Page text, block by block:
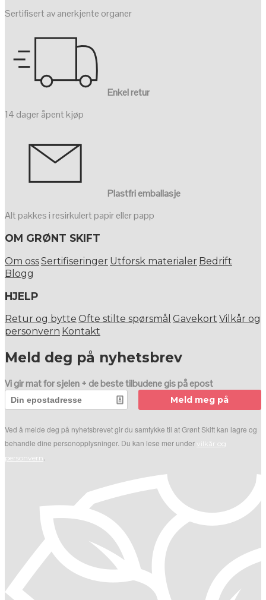
Sertifisert av anerkjente organer
Enkel retur
14 dager åpent kjøp
Plastfri emballasje
Alt pakkes i resirkulert papir eller papp
OM GRØNT SKIFT
Om ossSertifiseringer Utforsk materialer Bedrift
Blogg
HJELP
Retur og bytte Ofte stilte spørsmål Gavekort Vilkår og
personvern Kontakt
Meld deg på nyhetsbrev
Vi gir mat for sjelen + de beste tilbudene gis på epost
Meld meg på
Ved å melde deg på nyhetsbrevet gir du samtykke til at Grønt Skift kan lagre og
behandle dine personopplysninger. Du kan lese mer under vilkår og
personvern